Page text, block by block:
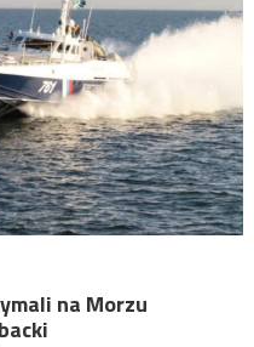
na Morzu